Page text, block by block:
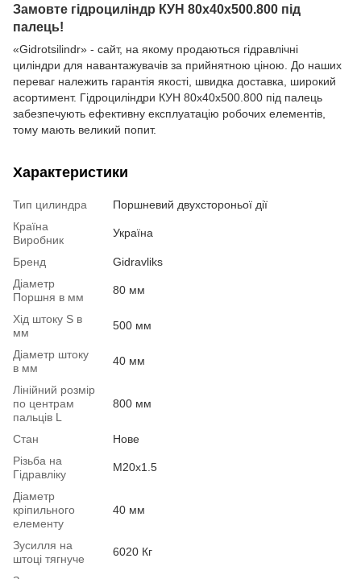
Замовте гідроциліндр КУН 80x40x500.800 під
палець!
«Gidrotsilindr» - сайт, на якому продаються гідравлічні
циліндри для навантажувачів за прийнятною ціною. До наших
переваг належить гарантія якості, швидка доставка, широкий
асортимент. Гідроциліндри КУН 80x40x500.800 під палець
забезпечують ефективну експлуатацію робочих елементів,
тому мають великий попит.
Характеристики
Тип цилиндра
Поршневий двухстороньої дії
Країна
Виробник
Україна
Бренд
Gidravliks
Діаметр
Поршня в мм
80 мм
Хід штоку S в
мм
500 мм
Діаметр штоку
в мм
40 мм
Лінійний розмір
по центрам
пальців L
800 мм
Стан
Нове
Різьба на
Гідравліку
М20х1.5
Діаметр
кріпильного
елементу
40 мм
Зусилля на
штоці тягнуче
6020 Кг